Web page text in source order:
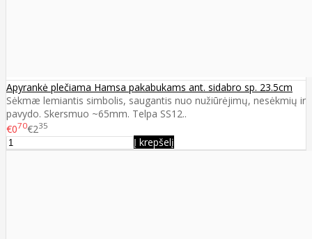
Apyrankė plečiama Hamsa pakabukams ant. sidabro sp. 23.5cm
Sėkmæ lemiantis simbolis, saugantis nuo nužiūrėjimų, nesėkmių ir
pavydo. Skersmuo ~65mm. Telpa SS12..
€070€235
Į krepšelį